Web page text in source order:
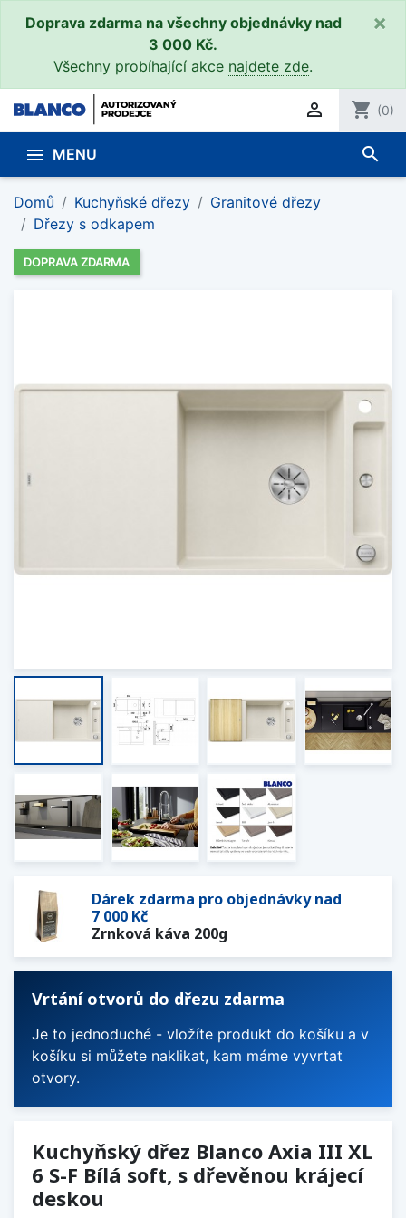
Doprava zdarma na všechny objednávky nad
3 000 Kč.
Všechny probíhající akce najdete zde.
×
 shopping_cart (0)
 MENU search
Domů Kuchyňské dřezy
Granitové dřezy
Dřezy s odkapem
DOPRAVA ZDARMA
Dárek zdarma pro objednávky nad
7 000 Kč
Zrnková káva 200g
Vrtání otvorů do dřezu zdarma
Je to jednoduché - vložíte produkt do košíku a v
košíku si můžete naklikat, kam máme vyvrtat
otvory.
Kuchyňský dřez Blanco Axia III XL
6 S-F Bílá soft, s dřevěnou krájecí
deskou